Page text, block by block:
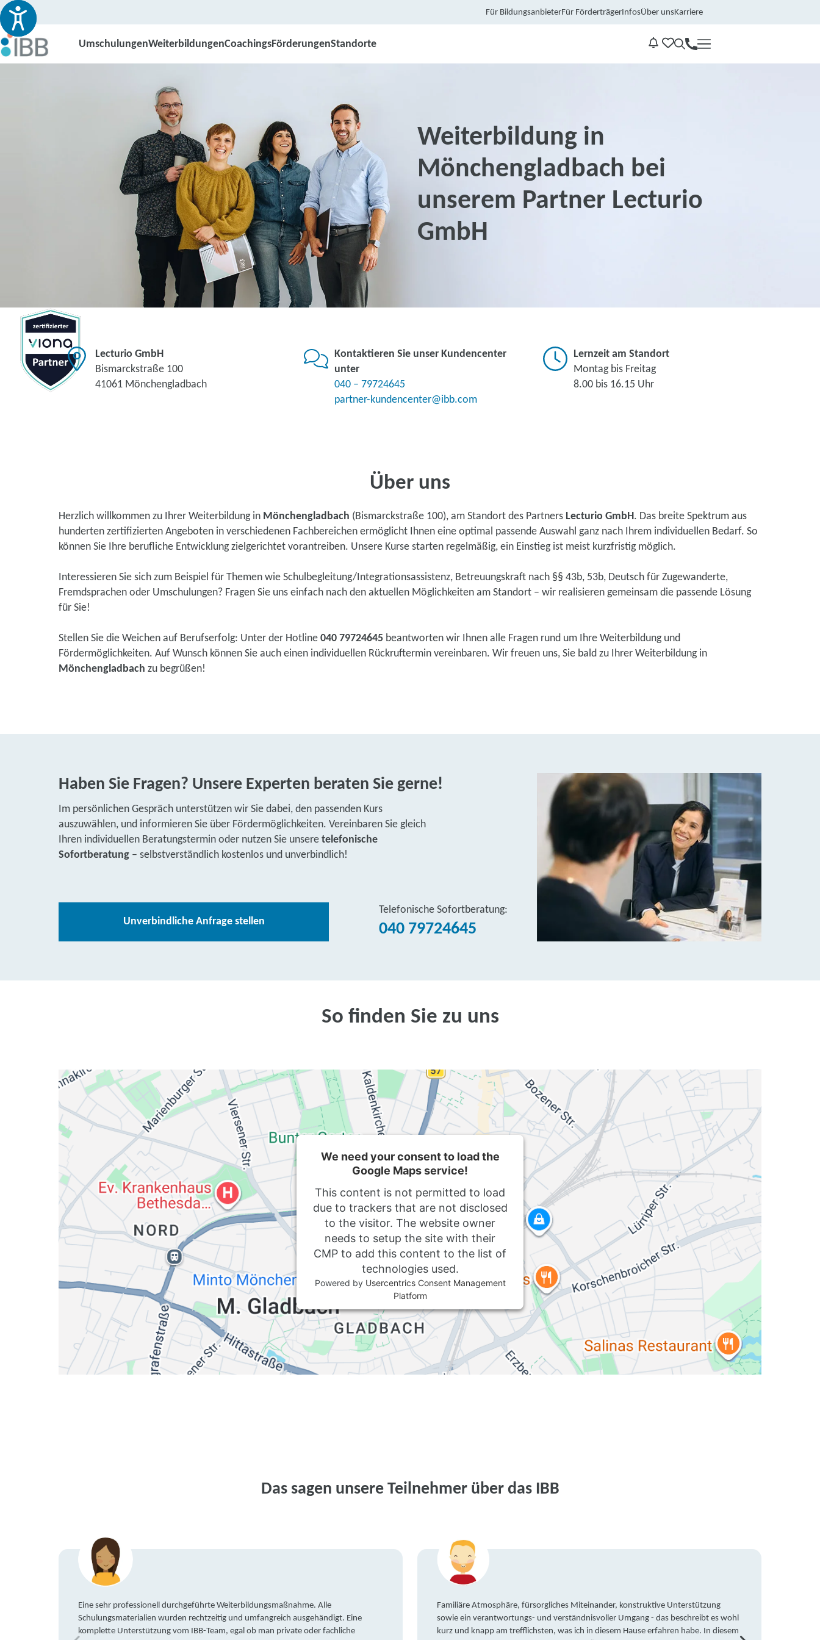
Für BildungsanbieterFür FörderträgerInfosÜber unsKarriere
UmschulungenWeiterbildungenCoachingsFörderungenStandorte
Kontakt
Weiterbildung in
Mönchengladbach bei
unserem Partner Lecturio
GmbH
Lecturio GmbH
Bismarckstraße 100
41061 Mönchengladbach
Kontaktieren Sie unser Kundencenter
unter
040 – 79724645
partner-kundencenter@ibb.com
Lernzeit am Standort
Montag bis Freitag
8.00 bis 16.15 Uhr
Über uns
Herzlich willkommen zu Ihrer Weiterbildung in Mönchengladbach (Bismarckstraße 100), am Standort des Partners Lecturio GmbH. Das breite Spektrum aus
hunderten zertifizierten Angeboten in verschiedenen Fachbereichen ermöglicht Ihnen eine optimal passende Auswahl ganz nach Ihrem individuellen Bedarf. So
können Sie Ihre berufliche Entwicklung zielgerichtet vorantreiben. Unsere Kurse starten regelmäßig, ein Einstieg ist meist kurzfristig möglich.
Interessieren Sie sich zum Beispiel für Themen wie Schulbegleitung/Integrationsassistenz, Betreuungskraft nach §§ 43b, 53b, Deutsch für Zugewanderte,
Fremdsprachen oder Umschulungen? Fragen Sie uns einfach nach den aktuellen Möglichkeiten am Standort – wir realisieren gemeinsam die passende Lösung
für Sie!
Stellen Sie die Weichen auf Berufserfolg: Unter der Hotline 040 79724645 beantworten wir Ihnen alle Fragen rund um Ihre Weiterbildung und
Fördermöglichkeiten. Auf Wunsch können Sie auch einen individuellen Rückruftermin vereinbaren. Wir freuen uns, Sie bald zu Ihrer Weiterbildung in
Mönchengladbach zu begrüßen!
Haben Sie Fragen? Unsere Experten beraten Sie gerne!
Im persönlichen Gespräch unterstützen wir Sie dabei, den passenden Kurs
auszuwählen, und informieren Sie über Fördermöglichkeiten. Vereinbaren Sie gleich
Ihren individuellen Beratungstermin oder nutzen Sie unsere telefonische
Sofortberatung – selbstverständlich kostenlos und unverbindlich!
Unverbindliche Anfrage stellen
Telefonische Sofortberatung:
040 79724645
So finden Sie zu uns
We need your consent to load the
Google Maps service!
This content is not permitted to load
due to trackers that are not disclosed
to the visitor. The website owner
needs to setup the site with their
CMP to add this content to the list of
technologies used.
Powered by Usercentrics Consent Management
Platform
Das sagen unsere Teilnehmer über das IBB
Eine sehr professionell durchgeführte Weiterbildungsmaßnahme. Alle
Schulungsmaterialien wurden rechtzeitig und umfangreich ausgehändigt. Eine
komplette Unterstützung vom IBB-Team, egal ob man private oder fachliche
Familiäre Atmosphäre, fürsorgliches Miteinander, konstruktive Unterstützung
sowie ein verantwortungs- und verständnisvoller Umgang - das beschreibt es wohl
kurz und knapp am trefflichsten, was ich in diesem Hause erfahren habe. In diesem